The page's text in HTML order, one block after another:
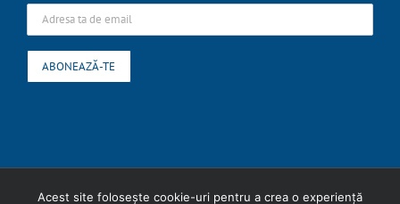
Copyright2026 Expert Contabil Ungureanu Liliana |Termeni si conditii|
Acest site folosește cookie-uri pentru a crea o experiență